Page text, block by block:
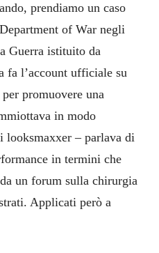
prendiamo un caso
of War negli
Guerra istituito da
fa l’account ufficiale su
promuovere una
in modo
looksmaxxer – parlava di
in termini che
un forum sulla chirurgia
Applicati però a